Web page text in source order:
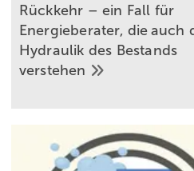
Rückkehr – ein Fall für
Energie­berater, die
Hydraulik des ­Bestands
­verstehen